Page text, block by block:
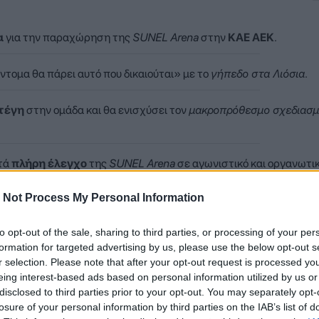
Not Process My Personal Information
opt-out of the sale, sharing to third parties, or processing of your
for targeted advertising by us, please use the below opt-out
selection. Please note that after your opt-out request is processed
interest-based ads based on personal information utilized by us
to third parties prior to your opt-out. You may separately
of your personal information by third parties on the IAB’s list of
για την παραχώρηση της SUNEL Arenaστην ΚΑΕ ΑΕΚ.
θα πάρει αυτό που δικαιούται» με το γήπεδο στα Λιόσια.
στην ομάδα και θα ενισχύσει τονμακροπρόθεσμο
πλήρη έλεγχοτης SUNEL Arenaσε αγωνιστικό και
πως η Κυβέρνηση ετοιμάζει νομοθετική πρωτοβουλία, μέσω
που βρίσκεται εδώ και καιρό στο επίκεντρο των